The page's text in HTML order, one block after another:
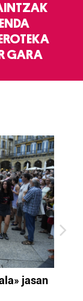
GARA
jasan